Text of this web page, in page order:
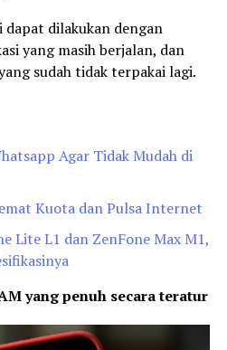
dilakukan dengan
yang masih berjalan, dan
sudah tidak terpakai lagi.
Agar Tidak Mudah di
Kuota dan Pulsa Internet
Lite L1 dan ZenFone Max M1,
yang penuh secara teratur